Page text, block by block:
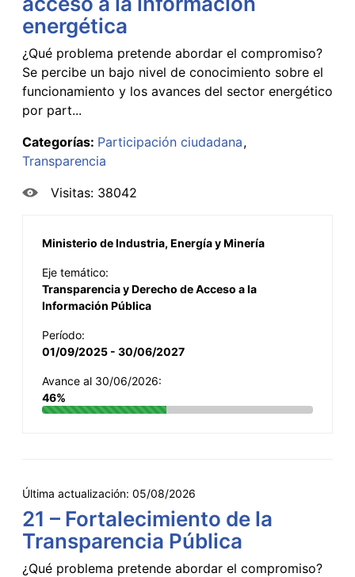
energética
¿Qué problema pretende abordar el compromiso?
Se percibe un bajo nivel de conocimiento sobre el
funcionamiento y los avances del sector energético
por part...
Categorías: Participación ciudadana
Transparencia
Visitas: 38042
Ministerio de Industria, Energía y Minería
Eje temático:
Transparencia y Derecho de Acceso a la
Información Pública
Período:
01/09/2025 - 30/06/2027
Avance al 30/06/2026:
46%
Última actualización: 05/08/2026
21 – Fortalecimiento de la
Transparencia Pública
¿Qué problema pretende abordar el compromiso?